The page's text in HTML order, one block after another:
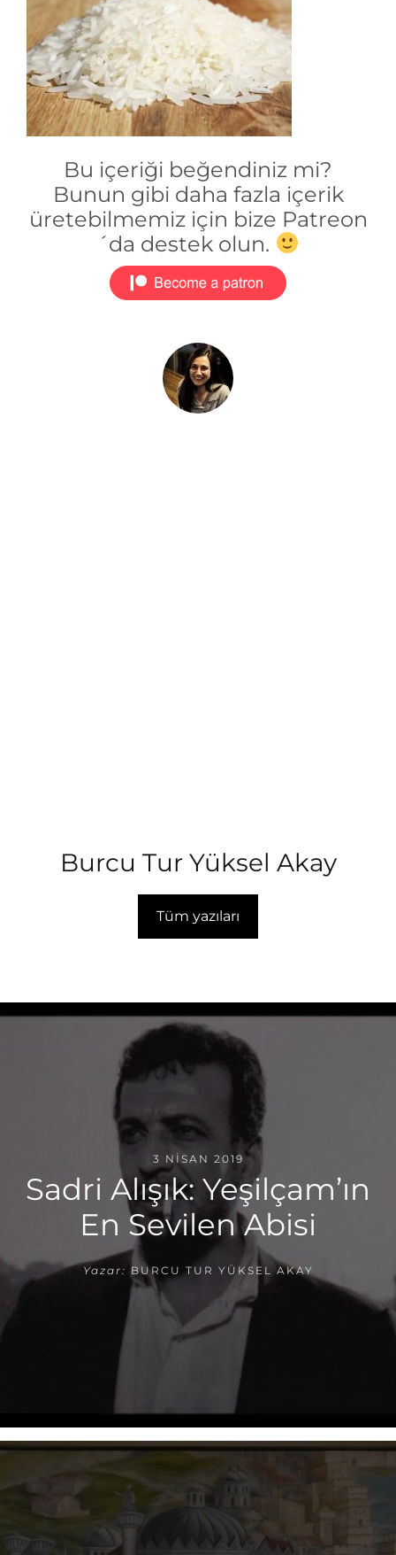
Bu içeriği beğendiniz mi?
Bunun gibi daha fazla içerik
üretebilmemiz için bize Patreon
´da destek olun.
Burcu Tur Yüksel Akay
Tüm yazıları
3 NISAN 2019
Sadri Alışık: Yeşilçam’ın
En Sevilen Abisi
Yazar: BURCU TUR YÜKSEL AKAY